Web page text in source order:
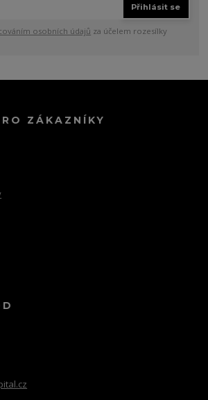
Přihlásit se
osobních údajů za účelem rozesílky
ZÁKAZNÍKY